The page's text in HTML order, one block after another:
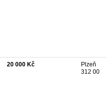
20 000 Kč
Plzeň
312 00